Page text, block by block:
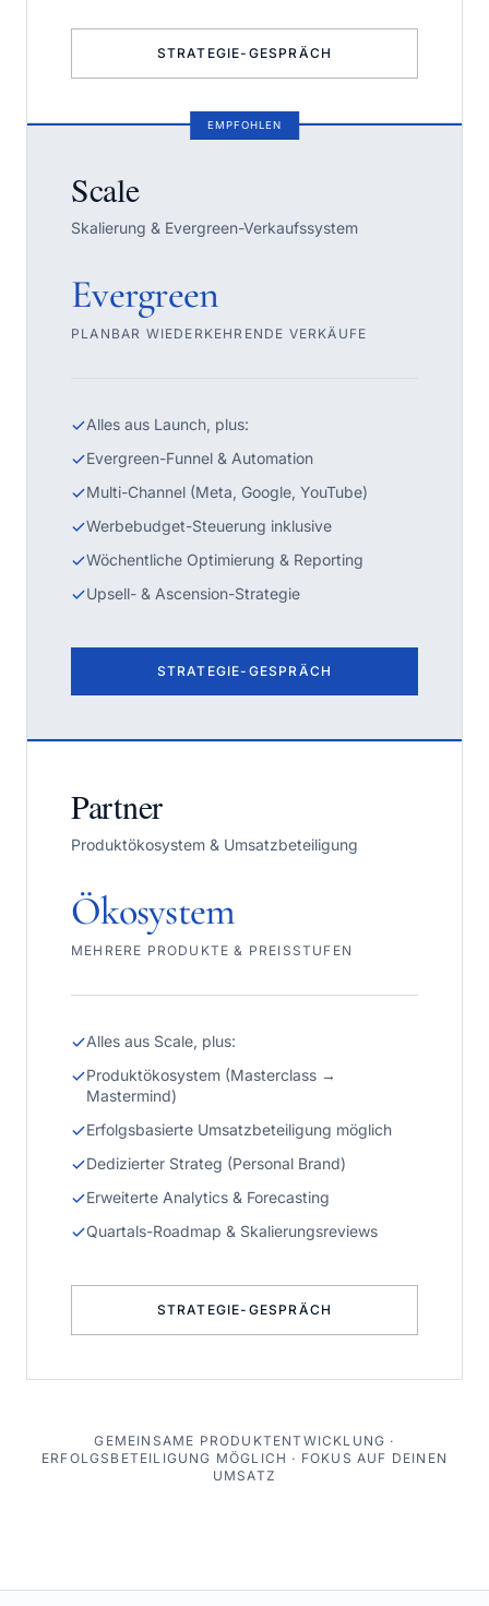
STRATEGIE-GESPRÄCH
EMPFOHLEN
Scale
Skalierung & Evergreen-Verkaufssystem
Evergreen
PLANBAR WIEDERKEHRENDE VERKÄUFE
Alles aus Launch, plus:
Evergreen-Funnel & Automation
Multi-Channel (Meta, Google, YouTube)
Werbebudget-Steuerung inklusive
Wöchentliche Optimierung & Reporting
Upsell- & Ascension-Strategie
STRATEGIE-GESPRÄCH
Partner
Produktökosystem & Umsatzbeteiligung
Ökosystem
MEHRERE PRODUKTE & PREISSTUFEN
Alles aus Scale, plus:
Produktökosystem (Masterclass →
Mastermind)
Erfolgsbasierte Umsatzbeteiligung möglich
Dedizierter Strateg (Personal Brand)
Erweiterte Analytics & Forecasting
Quartals-Roadmap & Skalierungsreviews
STRATEGIE-GESPRÄCH
GEMEINSAME PRODUKTENTWICKLUNG ·
ERFOLGSBETEILIGUNG MÖGLICH · FOKUS AUF DEINEN
UMSATZ